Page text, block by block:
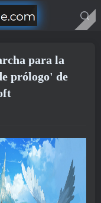
para la
prólogo' de